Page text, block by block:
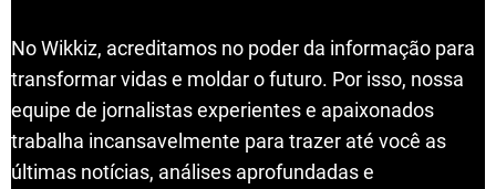
No Wikkiz, acreditamos no poder da informação para
transformar vidas e moldar o futuro. Por isso, nossa
equipe de jornalistas experientes e apaixonados
trabalha incansavelmente para trazer até você as
últimas notícias, análises aprofundadas e